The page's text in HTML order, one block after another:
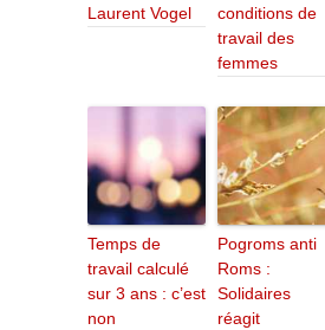
Laurent Vogel
conditions de
travail des
femmes
Temps de
travail calculé
sur 3 ans : c’est
non
Pogroms anti
Roms :
Solidaires
réagit